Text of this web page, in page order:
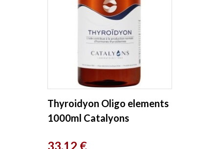
Thyroidyon Oligo elements
1000ml Catalyons
Prix
33,12 €